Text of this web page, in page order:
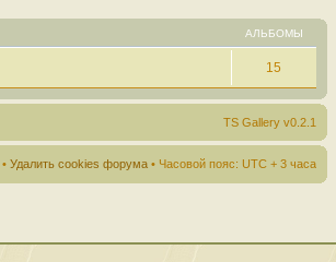
АЛЬБОМЫ
15
TS Gallery v0.2.1
• Удалить cookies форума • Часовой пояс: UTC + 3 часа